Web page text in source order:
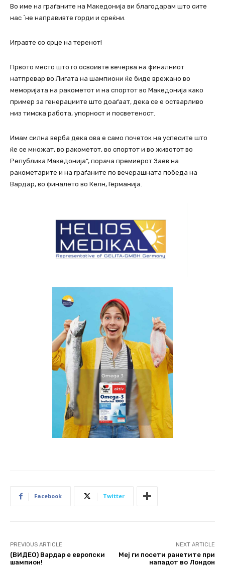
Во име на граѓаните на Македонија ви благодарам што сите
нас `не направивте горди и среќни.
Игравте со срце на теренот!
Првото место што го освоивте вечерва на финалниот
натпревар во Лигата на шампиони ќе биде врежано во
меморијата на ракометот и на спортот во Македонија како
пример за генерациите што доаѓаат, дека се е остварливо
низ тимска работа, упорност и посветеност.
Имам силна верба дека ова е само почеток на успесите што
ќе се множат, во ракометот, во спортот и во животот во
Република Македонија“, порача премиерот Заев на
ракометарите и на граѓаните по вечерашната победа на
Вардар, во финалето во Келн, Германија.
Facebook Twitter
PREVIOUS ARTICLE
(ВИДЕО) Вардар е европски
шампион!
NEXT ARTICLE
Меј ги посети ранетите при
нападот во Лондон